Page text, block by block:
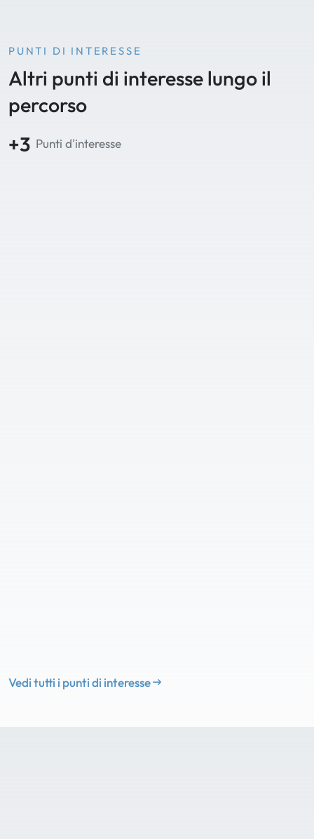
PUNTI DI INTERESSE
Altri punti di interesse lungo il
percorso
+3 Punti d'interesse
Vedi tutti i punti di interesse